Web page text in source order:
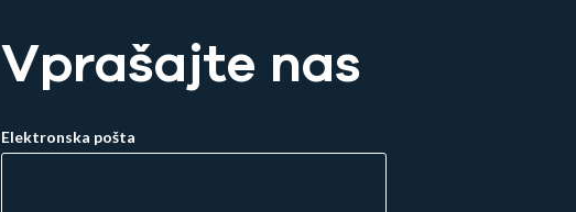
Vprašajte nas
Elektronska pošta